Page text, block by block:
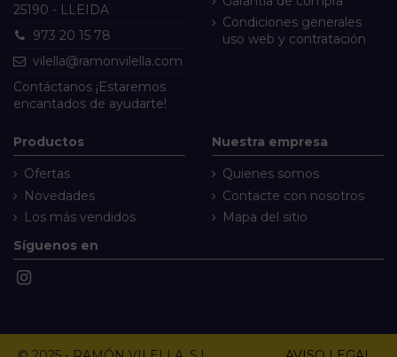
25190 - LLEIDA
973 20 15 78
vilella@ramonvilella.com
Contáctanos ¡Estaremos
encantados de ayudarte!
Condiciones generales
uso web y contratación
Productos
Ofertas
Novedades
Los más vendidos
Nuestra empresa
Quienes somos
Contacte con nosotros
Mapa del sitio
Síguenos en